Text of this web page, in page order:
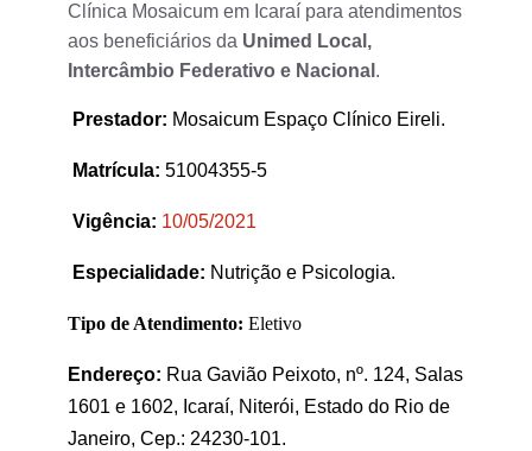
Clínica Mosaicum em Icaraí para atendimentos
aos beneficiários da Unimed Local,
Intercâmbio Federativo e Nacional .
Prestador: Mosaicum Espaço Clínico Eireli.
Matrícula: 51004355-5
Vigência: 10/05/2021
Especialidade: Nutrição e Psicologia.
Tipo de Atendimento: Eletivo
Endereço: Rua Gavião Peixoto, nº. 124, Salas
1601 e 1602, Icaraí, Niterói, Estado do Rio de
Janeiro, Cep.: 24230-101.